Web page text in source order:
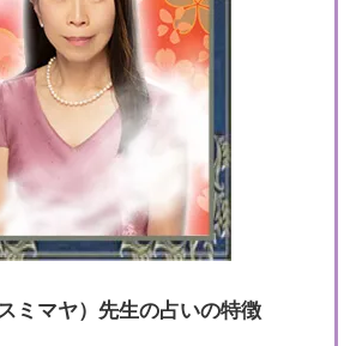
ミマヤ）先生の占いの特徴